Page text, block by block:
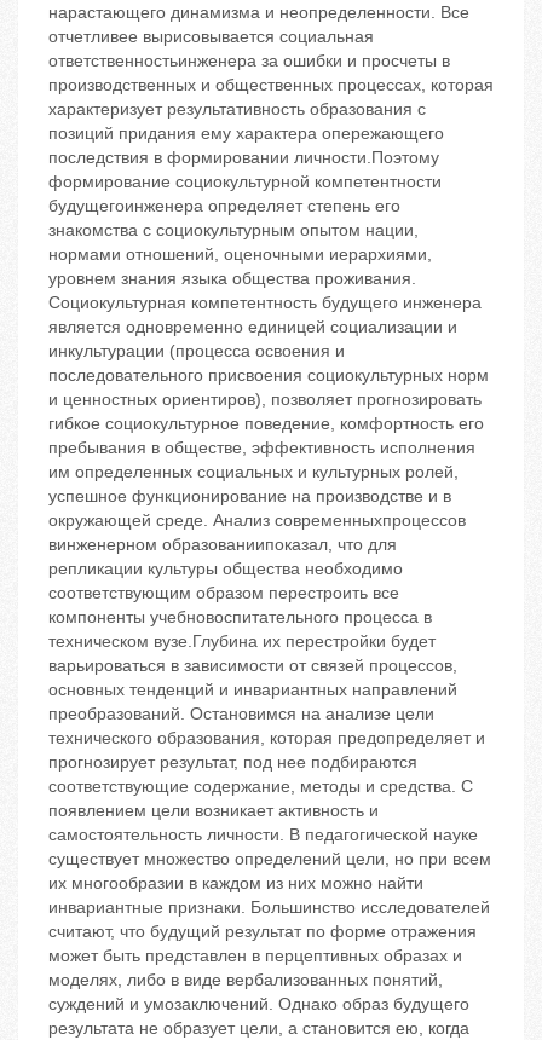
нарастающего динамизма и неопределенности. Все
отчетливее вырисовывается социальная
ответственностьинженера за ошибки и просчеты в
производственных и общественных процессах, которая
характеризует результативность образования с
позиций придания ему характера опережающего
последствия в формировании личности.Поэтому
формирование социокультурной компетентности
будущегоинженера определяет степень его
знакомства с социокультурным опытом нации,
нормами отношений, оценочными иерархиями,
уровнем знания языка общества проживания.
Социокультурная компетентность будущего инженера
является одновременно единицей социализации и
инкультурации (процесса освоения и
последовательного присвоения социокультурных норм
и ценностных ориентиров), позволяет прогнозировать
гибкое социокультурное поведение, комфортность его
пребывания в обществе, эффективность исполнения
им определенных социальных и культурных ролей,
успешное функционирование на производстве и в
окружающей среде. Анализ современныхпроцессов
винженерном образованиипоказал, что для
репликации культуры общества необходимо
соответствующим образом перестроить все
компоненты учебновоспитательного процесса в
техническом вузе.Глубина их перестройки будет
варьироваться в зависимости от связей процессов,
основных тенденций и инвариантных направлений
преобразований. Остановимся на анализе цели
технического образования, которая предопределяет и
прогнозирует результат, под нее подбираются
соответствующие содержание, методы и средства. С
появлением цели возникает активность и
самостоятельность личности. В педагогической науке
существует множество определений цели, но при всем
их многообразии в каждом из них можно найти
инвариантные признаки. Большинство исследователей
считают, что будущий результат по форме отражения
может быть представлен в перцептивных образах и
моделях, либо в виде вербализованных понятий,
суждений и умозаключений. Однако образ будущего
результата не образует цели, а становится ею, когда